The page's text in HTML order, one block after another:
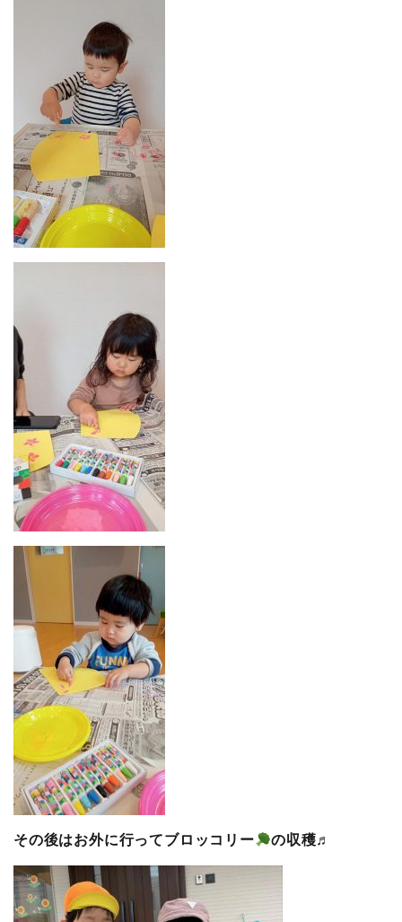
その後はお外に行ってブロッコリー の収穫♬